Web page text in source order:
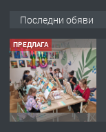
Последни обяви
ПРЕДЛАГА